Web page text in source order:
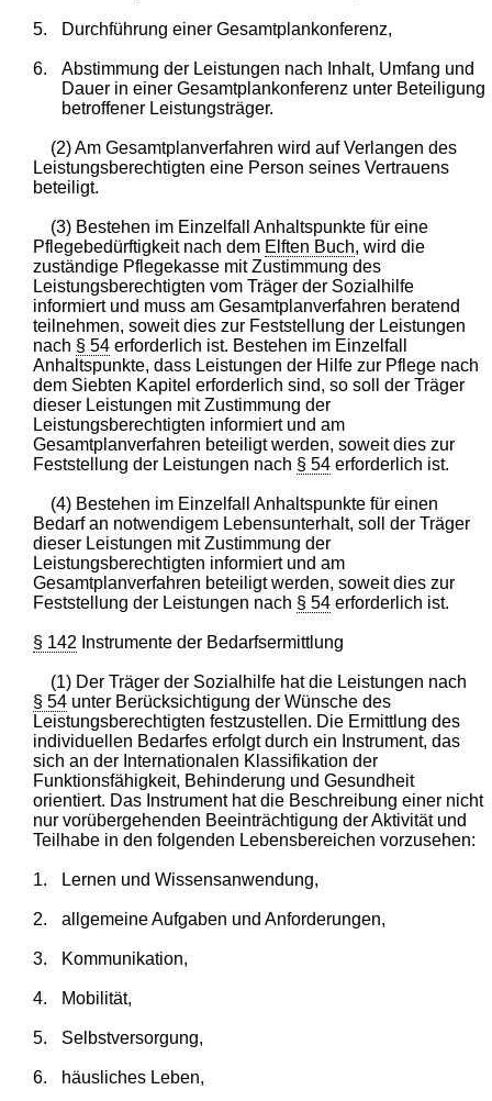
5. Durchführung einer Gesamtplankonferenz,
6.
Abstimmung der Leistungen nach Inhalt, Umfang und
Dauer in einer Gesamtplankonferenz unter Beteiligung
betroffener Leistungsträger.
(2) Am Gesamtplanverfahren wird auf Verlangen des
Leistungsberechtigten eine Person seines Vertrauens
beteiligt.
(3) Bestehen im Einzelfall Anhaltspunkte für eine
Pflegebedürftigkeit nach dem Elften Buch, wird die
zuständige Pflegekasse mit Zustimmung des
Leistungsberechtigten vom Träger der Sozialhilfe
informiert und muss am Gesamtplanverfahren beratend
teilnehmen, soweit dies zur Feststellung der Leistungen
nach § 54 erforderlich ist. Bestehen im Einzelfall
Anhaltspunkte, dass Leistungen der Hilfe zur Pflege nach
dem Siebten Kapitel erforderlich sind, so soll der Träger
dieser Leistungen mit Zustimmung der
Leistungsberechtigten informiert und am
Gesamtplanverfahren beteiligt werden, soweit dies zur
Feststellung der Leistungen nach § 54 erforderlich ist.
(4) Bestehen im Einzelfall Anhaltspunkte für einen
Bedarf an notwendigem Lebensunterhalt, soll der Träger
dieser Leistungen mit Zustimmung der
Leistungsberechtigten informiert und am
Gesamtplanverfahren beteiligt werden, soweit dies zur
Feststellung der Leistungen nach § 54 erforderlich ist.
§ 142 Instrumente der Bedarfsermittlung
(1) Der Träger der Sozialhilfe hat die Leistungen nach
§ 54 unter Berücksichtigung der Wünsche des
Leistungsberechtigten festzustellen. Die Ermittlung des
individuellen Bedarfes erfolgt durch ein Instrument, das
sich an der Internationalen Klassifikation der
Funktionsfähigkeit, Behinderung und Gesundheit
orientiert. Das Instrument hat die Beschreibung einer nicht
nur vorübergehenden Beeinträchtigung der Aktivität und
Teilhabe in den folgenden Lebensbereichen vorzusehen:
1. Lernen und Wissensanwendung,
2. allgemeine Aufgaben und Anforderungen,
3. Kommunikation,
4. Mobilität,
5. Selbstversorgung,
6. häusliches Leben,